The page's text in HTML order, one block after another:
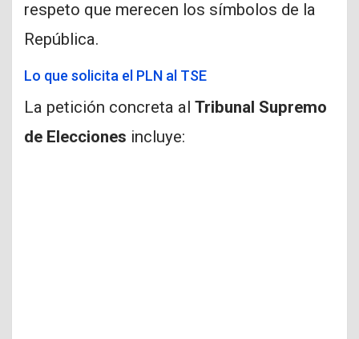
respeto que merecen los símbolos de la
República.
Lo que solicita el PLN al TSE
La petición concreta al Tribunal Supremo
de Elecciones incluye: